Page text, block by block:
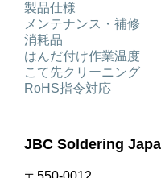
製品仕様
メンテナンス・補修
消耗品
はんだ付け作業温度
こて先クリーニング
RoHS指令対応
JBC Soldering